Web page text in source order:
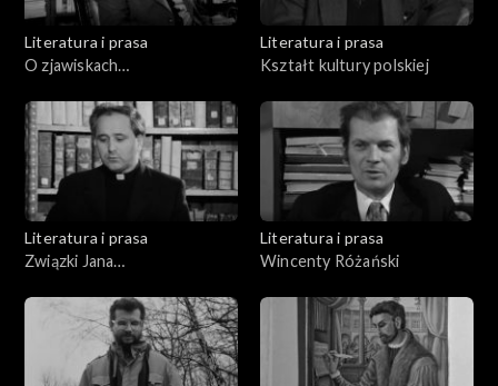
Literatura i prasa
O zjawiskach
Literatura i prasa
Kształt kultury polskiej
Literatura i prasa
Związki Jana
Poznaniem
Literatura i prasa
Wincenty Różański